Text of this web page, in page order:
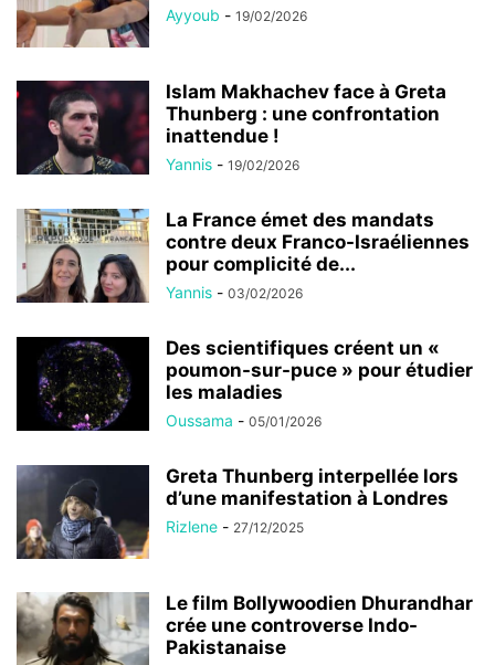
Ayyoub - 19/02/2026
Islam Makhachev face à Greta
Thunberg : une confrontation
inattendue !
Yannis - 19/02/2026
La France émet des mandats
contre deux Franco-Israéliennes
pour complicité de...
Yannis - 03/02/2026
Des scientifiques créent un «
poumon-sur-puce » pour étudier
les maladies
Oussama - 05/01/2026
Greta Thunberg interpellée lors
d’une manifestation à Londres
Rizlene - 27/12/2025
Le film Bollywoodien Dhurandhar
crée une controverse Indo-
Pakistanaise